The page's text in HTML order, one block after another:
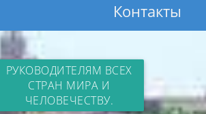
Контакты
РУКОВОДИТЕЛЯМ ВСЕХ
СТРАН МИРА И
ЧЕЛОВЕЧЕСТВУ.